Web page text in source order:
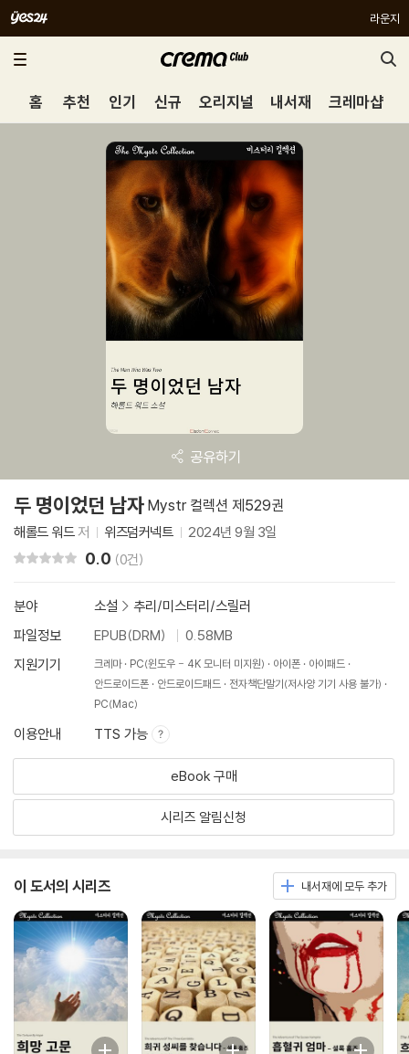
라운지
홈 추천 인기 신규 오리지널 내서재 크레마샵
공유하기
두 명이었던 남자 Mystr 컬렉션 제529권
해롤드 워드저 위즈덤커넥트 2024년 9월 3일
0.0 (0건)
분야 소설 > 추리/미스터리/스릴러
파일정보
EPUB(DRM)
0.58MB
지원기기
크레마 PC(윈도우 - 4K 모니터 미지원) 아이폰
아이패드
안드로이드폰
안드로이드패드
전자책단말기(저사양 기기 사용 불가)
PC(Mac)
이용안내 TTS 가능
eBook 구매
시리즈 알림신청
이 도서의 시리즈 내서재에 모두 추가